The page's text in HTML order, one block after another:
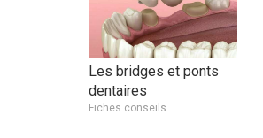
Les bridges et ponts
dentaires
Fiches conseils